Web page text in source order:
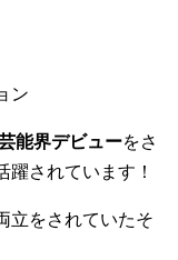
ン
能界デビューをさ
躍されています！
立をされていたそ